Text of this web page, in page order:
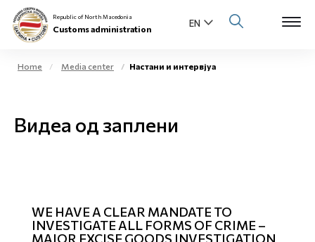
Individuals
E-Customs
Republic of North Macedonia
Customs administration
Home Media center Настани и интервјуа
Видеа од заплени
WE HAVE A CLEAR MANDATE TO
INVESTIGATE ALL FORMS OF CRIME –
MAJOR EXCISE GOODS INVESTIGATION